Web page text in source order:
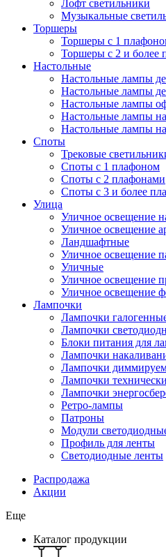
Лофт светильники
Музыкальные
Торшеры
Торшеры с 1
Торшеры с 2 и более
Настольные
Настольные лампы
Настольные лампы
Настольные лампы
Настольные лампы
Настольные лампы
Споты
Трековые
Споты с 1 плафоном
Споты с 2 плафонами
Споты с 3 и более
Улица
Уличное освещение
Уличное освещение
Ландшафтные
Уличное освещение
Уличные
Уличное освещение
Уличное освещение
Лампочки
Лампочки
Лампочки
Блоки питания для
Лампочки
Лампочки
Лампочки
Лампочки
Ретро-лампы
Патроны
Модули
Профиль для ленты
Светодиодные ленты
Распродажа
Акции
Еще
Каталог продукции